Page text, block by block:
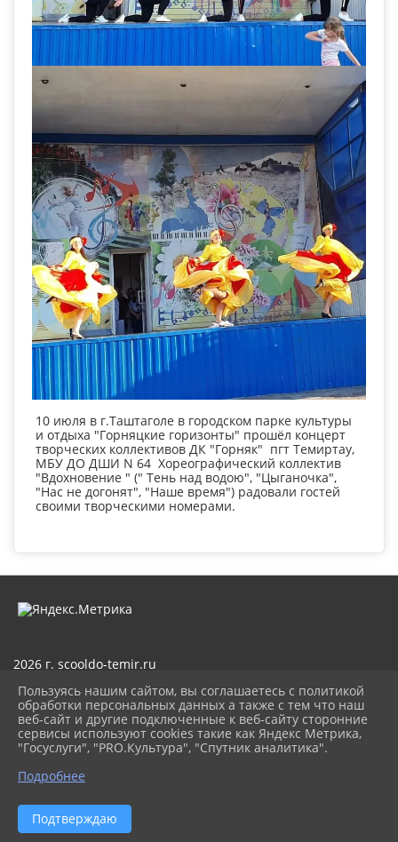
10 июля в г.Таштаголе в городском парке культуры
и отдыха "Горняцкие горизонты" прошёл концерт
творческих коллективов ДК "Горняк" пгт Темиртау,
МБУ ДО ДШИ N 64 Хореографический коллектив
"Вдохновение " (" Тень над водою", "Цыганочка",
"Нас не догонят", "Наше время") радовали гостей
своими творческими номерами.
2026 г. scooldo-temir.ru
Карта сайта
Политика обработки персональных данных
Сделано на KubCMS
Разработка и поддержка
Пользуясь нашим сайтом, вы соглашаетесь с политикой
обработки персональных данных а также с тем что наш
веб-сайт и другие подключенные к веб-сайту сторонние
сервисы используют cookies такие как Яндекс Метрика,
"Госуслуги", "PRO.Культура", "Спутник аналитика".
Подробнее
Подтверждаю